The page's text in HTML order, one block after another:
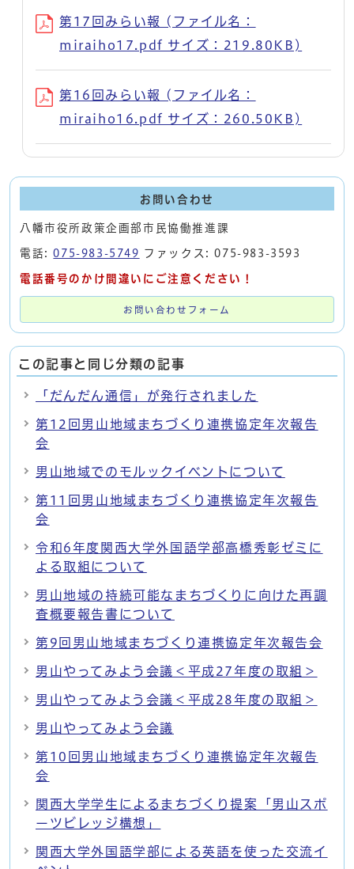
第17回みらい報 (ファイル名：
miraiho17.pdf サイズ：219.80KB)
第16回みらい報 (ファイル名：
miraiho16.pdf サイズ：260.50KB)
お問い合わせ
八幡市役所政策企画部市民協働推進課
電話:075-983-5749 ファックス: 075-983-3593
電話番号のかけ間違いにご注意ください！
お問い合わせフォーム
この記事と同じ分類の記事
「だんだん通信」が発行されました
第12回男山地域まちづくり連携協定年次報告
会
男山地域でのモルックイベントについて
第11回男山地域まちづくり連携協定年次報告
会
令和6年度関西大学外国語学部高橋秀彰ゼミに
よる取組について
男山地域の持続可能なまちづくりに向けた再調
査概要報告書について
第9回男山地域まちづくり連携協定年次報告会
男山やってみよう会議＜平成27年度の取組＞
男山やってみよう会議＜平成28年度の取組＞
男山やってみよう会議
第10回男山地域まちづくり連携協定年次報告
会
関西大学学生によるまちづくり提案「男山スポ
ーツビレッジ構想」
関西大学外国語学部による英語を使った交流イ